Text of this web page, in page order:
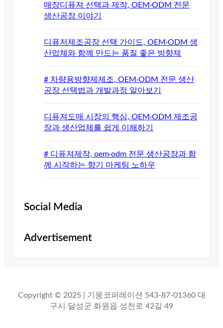
매장디퓨져 선택과 제작, OEM·ODM 전문
생산공장 이야기
디퓨저제조공장 선택 가이드, OEM·ODM 생
산업체와 함께 만드는 품질 좋은 방향제
# 차량용방향제제조, OEM·ODM 전문 생산
공장 선택법과 개발과정 알아보기
디퓨져도매 시장의 핵심, OEM·ODM 제조공
장과 생산업체를 쉽게 이해하기
# 디퓨져제작, oem·odm 전문 생산공장과 함
께 시작하는 향기 마케팅 노하우
Social Media
Advertisement
Copyright © 2025 | 기웅코퍼레이션 543-87-01360 대
구시 달성군 화원읍 성천로 42길 49